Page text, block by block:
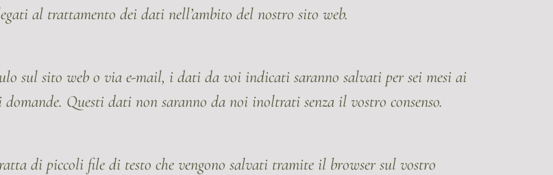
al trattamento dei dati nell’ambito del nostro sito web.
sul sito web o via e-mail, i dati da voi indicati saranno salvati per sei mesi ai
Questi dati non saranno da noi inoltrati senza il vostro consenso.
di piccoli file di testo che vengono salvati tramite il browser sul vostro